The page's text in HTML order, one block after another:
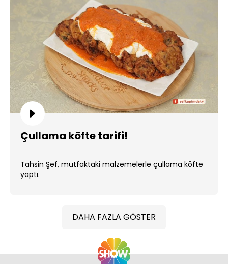
Çullama köfte tarifi!
Tahsin Şef, mutfaktaki malzemelerle çullama köfte
yaptı.
DAHA FAZLA GÖSTER